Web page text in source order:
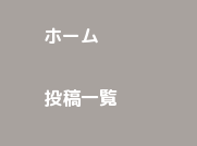
ホーム
投稿一覧